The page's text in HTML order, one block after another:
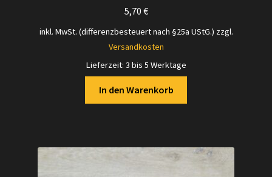
5,70 €
inkl. MwSt. (differenzbesteuert nach §25a UStG.) zzgl.
Versandkosten
Lieferzeit: 3 bis 5 Werktage
In den Warenkorb